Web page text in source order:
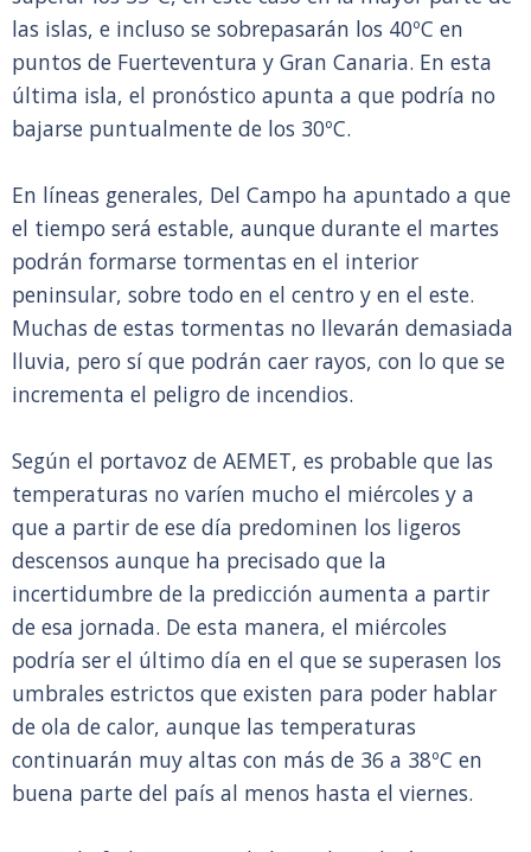
las islas, e incluso se sobrepasarán los 40ºC en
puntos de Fuerteventura y Gran Canaria. En esta
última isla, el pronóstico apunta a que podría no
bajarse puntualmente de los 30ºC.
En líneas generales, Del Campo ha apuntado a que
el tiempo será estable, aunque durante el martes
podrán formarse tormentas en el interior
peninsular, sobre todo en el centro y en el este.
Muchas de estas tormentas no llevarán demasiada
lluvia, pero sí que podrán caer rayos, con lo que se
incrementa el peligro de incendios.
Según el portavoz de AEMET, es probable que las
temperaturas no varíen mucho el miércoles y a
que a partir de ese día predominen los ligeros
descensos aunque ha precisado que la
incertidumbre de la predicción aumenta a partir
de esa jornada. De esta manera, el miércoles
podría ser el último día en el que se superasen los
umbrales estrictos que existen para poder hablar
de ola de calor, aunque las temperaturas
continuarán muy altas con más de 36 a 38ºC en
buena parte del país al menos hasta el viernes.